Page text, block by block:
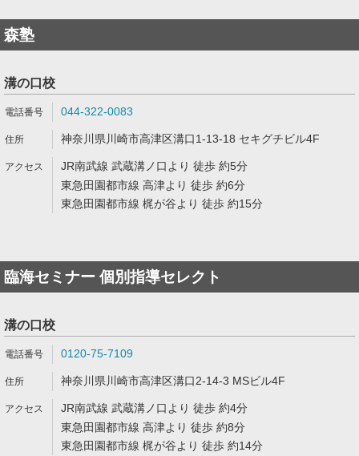
森塾
溝の口校
044-322-0083
神奈川県川崎市高津区溝口1-13-18 セキグチビル4F
JR南武線 武蔵溝ノ口より 徒歩 約5分
東急田園都市線 高津より 徒歩 約6分
東急田園都市線 梶が谷より 徒歩 約15分
臨海セミナー 個別指導セレクト
溝の口校
0120-75-7109
神奈川県川崎市高津区溝口2-14-3 MSビル4F
JR南武線 武蔵溝ノ口より 徒歩 約4分
東急田園都市線 高津より 徒歩 約8分
東急田園都市線 梶が谷より 徒歩 約14分